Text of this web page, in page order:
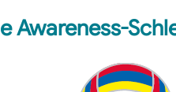
Awareness-